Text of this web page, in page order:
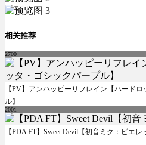
相关推荐
2700
【PV】アンハッピーリフレイン【ハード
ル】
2001
【PDA FT】Sweet Devil【初音ミク：ピエレ